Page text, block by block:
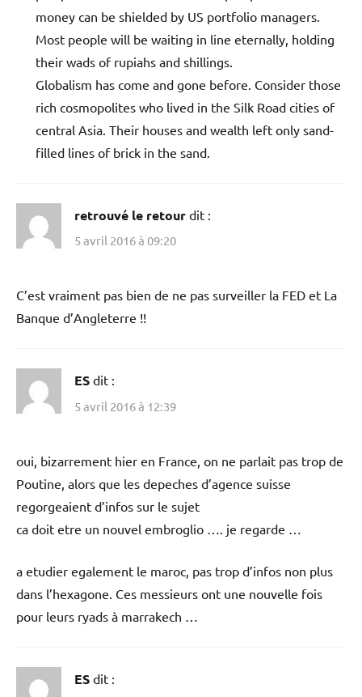
money can be shielded by US portfolio managers.
Most people will be waiting in line eternally, holding
their wads of rupiahs and shillings.
Globalism has come and gone before. Consider those
rich cosmopolites who lived in the Silk Road cities of
central Asia. Their houses and wealth left only sand-
filled lines of brick in the sand.
retrouvé le retour dit :
5 avril 2016 à 09:20
C’est vraiment pas bien de ne pas surveiller la FED et La
Banque d’Angleterre !!
ES dit :
5 avril 2016 à 12:39
oui, bizarrement hier en France, on ne parlait pas trop de
Poutine, alors que les depeches d’agence suisse
regorgeaient d’infos sur le sujet
ca doit etre un nouvel embroglio …. je regarde …
a etudier egalement le maroc, pas trop d’infos non plus
dans l’hexagone. Ces messieurs ont une nouvelle fois
pour leurs ryads à marrakech …
ES dit :